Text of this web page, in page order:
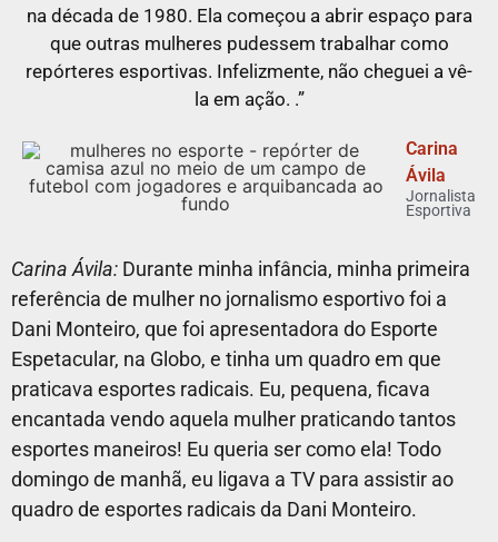
na década de 1980. Ela começou a abrir espaço para
que outras mulheres pudessem trabalhar como
repórteres esportivas. Infelizmente, não cheguei a vê-
la em ação. .”
Carina
Ávila
Jornalista
Esportiva
Carina Ávila: Durante minha infância, minha primeira
referência de mulher no jornalismo esportivo foi a
Dani Monteiro, que foi apresentadora do Esporte
Espetacular, na Globo, e tinha um quadro em que
praticava esportes radicais. Eu, pequena, ficava
encantada vendo aquela mulher praticando tantos
esportes maneiros! Eu queria ser como ela! Todo
domingo de manhã, eu ligava a TV para assistir ao
quadro de esportes radicais da Dani Monteiro.